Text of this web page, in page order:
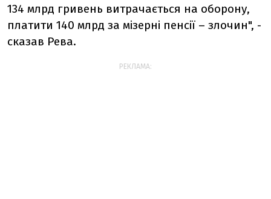
134 млрд гривень витрачається на оборону,
платити 140 млрд за мізерні пенсії – злочин", -
сказав Рева.
РЕКЛАМА: